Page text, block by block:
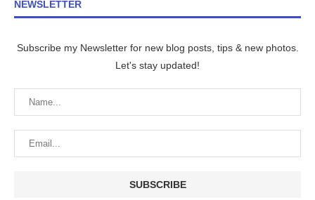
NEWSLETTER
Subscribe my Newsletter for new blog posts, tips & new photos.
Let's stay updated!